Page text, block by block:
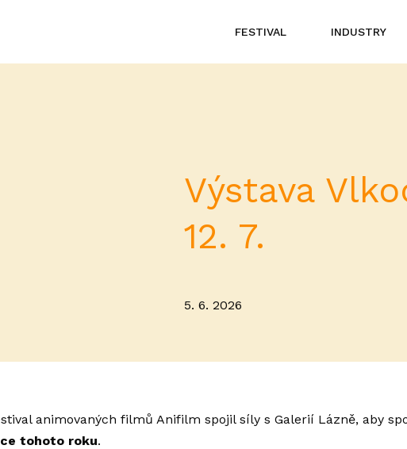
FESTIVAL INDUSTRY
Výstava
12. 7.
5. 6. 2026
animovaných filmů Anifilm spojil síly s Galerií Lázně, aby
tohoto roku.